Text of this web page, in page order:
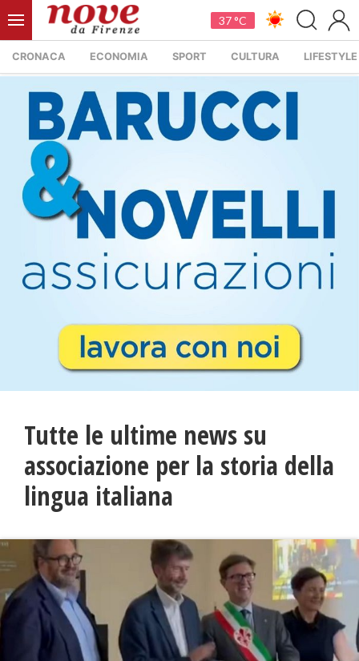
37 °C
CRONACA ECONOMIA SPORT CULTURA LIFESTYLE
Tutte le ultime news su
associazione per la storia della
lingua italiana